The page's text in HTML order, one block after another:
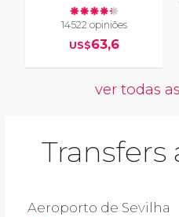
14522 opiniões
US$63,6
ver todas
Aeroporto de Sevilha